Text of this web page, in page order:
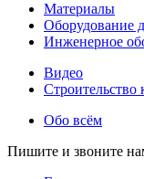
Материалы
Оборудование
Инженерное
Видео
Строительство
Обо всём
Пишите и звоните